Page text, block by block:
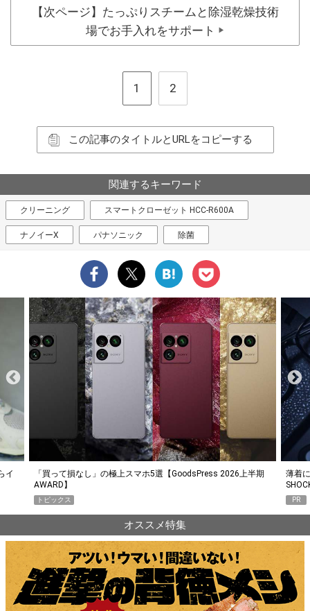
【次ページ】たっぷりスチームと除湿乾燥技術
場でお手入れをサポート
▶
1 2
この記事のタイトルとURLをコピーする
関連するキーワード
クリーニング スマートクローゼット HCC-R600A
ナノイーX パナソニック 除菌
イ
「買って損なし」の極上スマホ5選【GoodsPress 2026上半期
AWARD】
トピックス
薄着
PR
オススメ特集